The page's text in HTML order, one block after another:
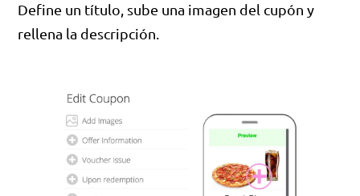
Define un título, sube una imagen del cupón y
rellena la descripción.